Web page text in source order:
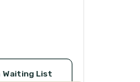
Waiting List